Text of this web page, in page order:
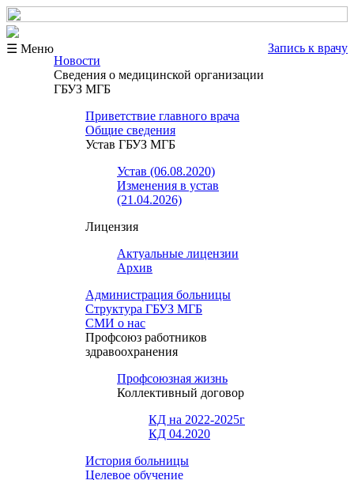
☰ Меню
Запись к врачу
Новости
Сведения о медицинской организации
ГБУЗ МГБ
Приветствие главного врача
Общие сведения
Устав ГБУЗ МГБ
Устав (06.08.2020)
Изменения в устав
(21.04.2026)
Лицензия
Актуальные лицензии
Архив
Администрация больницы
Структура ГБУЗ МГБ
СМИ о нас
Профсоюз работников
здравоохранения
Профсоюзная жизнь
Коллективный договор
КД на 2022-2025г
КД 04.2020
История больницы
Целевое обучение